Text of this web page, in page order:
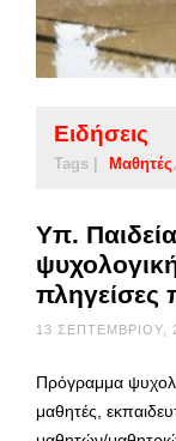
Ειδήσεις
Tags | Μαθητές
Υπ.
πληγείσες
13 ΣΕΠΤΕΜΒΡΊΟΥ,
Πρόγραμμα
μαθητές,